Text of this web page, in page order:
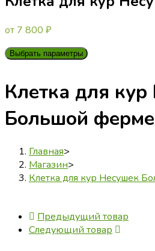
от 7 800 ₽
Выбрать параметры
Клетка для
Большой
Главная>
Магазин>
Клетка для кур Несушек
Предыдущий товар
Следующий товар